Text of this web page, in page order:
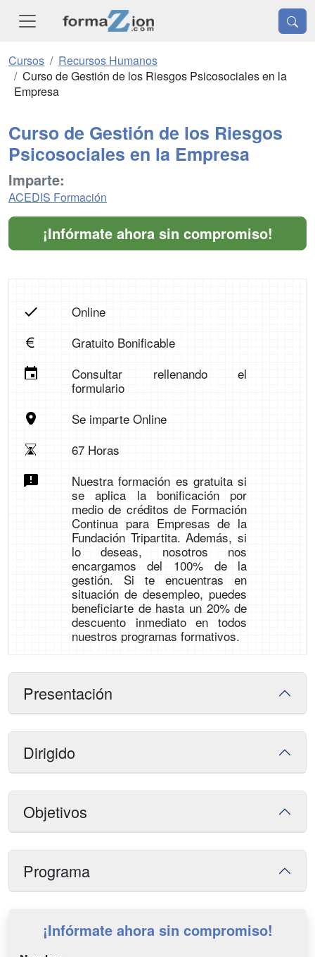
Cursos
Recursos Humanos
Curso de Gestión de los Riesgos Psicosociales en la
Empresa
Curso de Gestión de los Riesgos
Psicosociales en la Empresa
Imparte:
ACEDIS Formación
¡Infórmate ahora sin compromiso!
Online
Gratuito Bonificable
Consultar rellenando el
formulario
Se imparte Online
67 Horas
Nuestra formación es gratuita si
se aplica la bonificación por
medio de créditos de Formación
Continua para Empresas de la
Fundación Tripartita. Además, si
lo deseas, nosotros nos
encargamos del 100% de la
gestión. Si te encuentras en
situación de desempleo, puedes
beneficiarte de hasta un 20% de
descuento inmediato en todos
nuestros programas formativos.
Presentación
Dirigido
Objetivos
Programa
¡Infórmate ahora sin compromiso!